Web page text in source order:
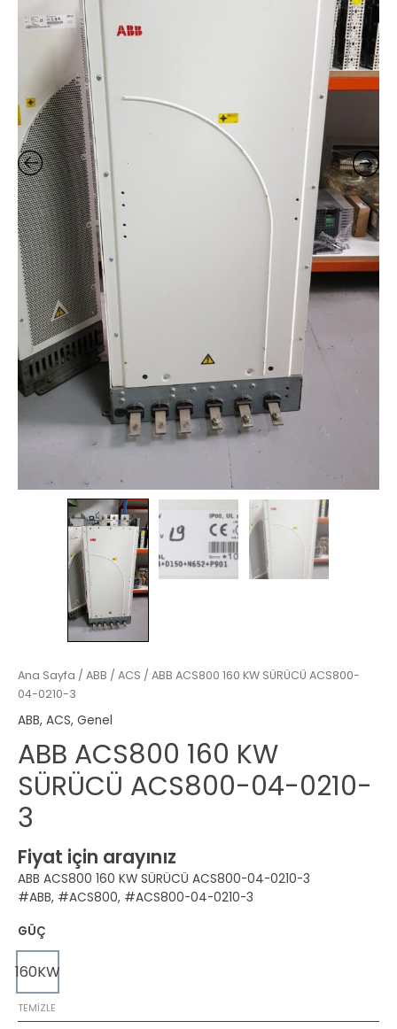
Ana Sayfa / ABB / ACS / ABB ACS800 160 KW SÜRÜCÜ ACS800-
04-0210-3
ABB, ACS, Genel
ABB ACS800 160 KW
SÜRÜCÜ ACS800-04-0210-
3
Fiyat için arayınız
ABB ACS800 160 KW SÜRÜCÜ ACS800-04-0210-3
#ABB, #ACS800, #ACS800-04-0210-3
GÜÇ
160KW
TEMIZLE